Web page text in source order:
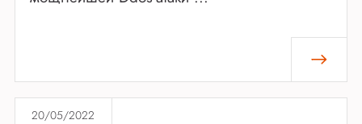
20/05/2022